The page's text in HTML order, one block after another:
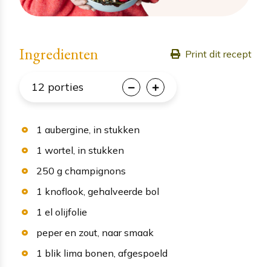
Ingredienten Print dit recept
12 porties
1 aubergine, in stukken
1 wortel, in stukken
250 g champignons
1 knoflook, gehalveerde bol
1 el olijfolie
peper en zout, naar smaak
1 blik lima bonen, afgespoeld